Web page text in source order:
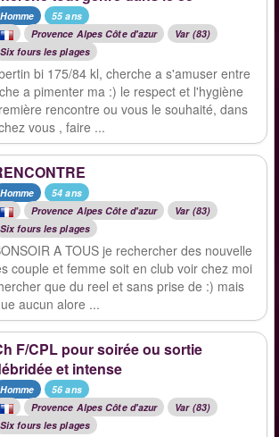
Homme
55 ans
Provence Alpes Côte d'azur
Var (83)
Six fours les plages
bi 175/84 kl, cherche a s'amuser entre
a pimenter ma :) le respect et l'hygiène
rencontre ou vous le souhaité, dans
vous , faire ...
Homme
54 ans
Provence Alpes Côte d'azur
Var (83)
Six fours les plages
A TOUS je rechercher des nouvelle
couple et femme soit en club voir chez moi
que du reel et sans prise de :) mais
aucun alore ...
F/CPL pour soirée ou sortie
et intense
Homme
56 ans
Provence Alpes Côte d'azur
Var (83)
Six fours les plages